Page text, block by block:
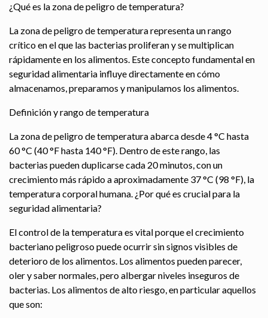
¿Qué es la zona de peligro de temperatura?
La zona de peligro de temperatura representa un rango
crítico en el que las bacterias proliferan y se multiplican
rápidamente en los alimentos. Este concepto fundamental en
seguridad alimentaria influye directamente en cómo
almacenamos, preparamos y manipulamos los alimentos.
Definición y rango de temperatura
La zona de peligro de temperatura abarca desde 4 °C hasta
60 °C (40 °F hasta 140 °F). Dentro de este rango, las
bacterias pueden duplicarse cada 20 minutos, con un
crecimiento más rápido a aproximadamente 37 °C (98 °F), la
temperatura corporal humana. ¿Por qué es crucial para la
seguridad alimentaria?
El control de la temperatura es vital porque el crecimiento
bacteriano peligroso puede ocurrir sin signos visibles de
deterioro de los alimentos. Los alimentos pueden parecer,
oler y saber normales, pero albergar niveles inseguros de
bacterias. Los alimentos de alto riesgo, en particular aquellos
que son: